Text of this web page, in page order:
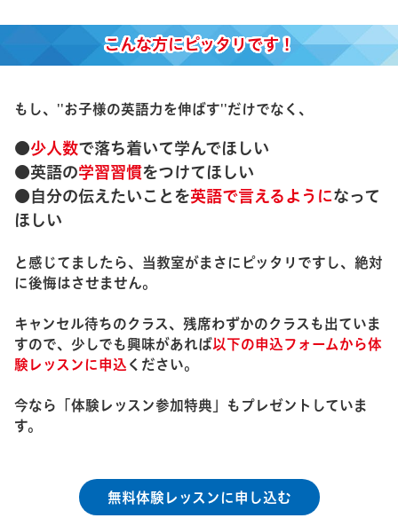
こんな方にピッタリです！
もし、''お子様の英語力を伸ばす''だけでなく、
●少人数で落ち着いて学んでほしい
●英語の学習習慣をつけてほしい
●自分の伝えたいことを英語で言えるようになって
ほしい
と感じてましたら、当教室がまさにピッタリですし、絶対
に後悔はさせません。
キャンセル待ちのクラス、残席わずかのクラスも出ていま
すので、少しでも興味があれば以下の申込フォームから体
験レッスンに申込 ください。
今なら「体験レッスン参加特典」もプレゼントしていま
す。
無料体験レッスンに申し込む